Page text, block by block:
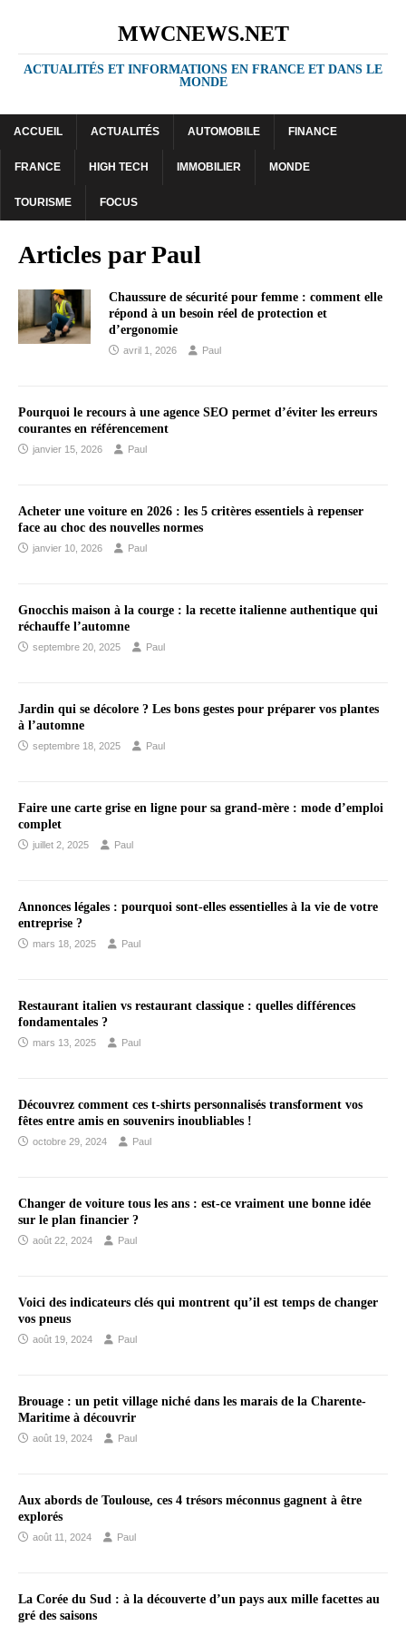
MWCNEWS.NET
ACTUALITÉS ET INFORMATIONS EN FRANCE ET DANS LE
MONDE
ACCUEIL ACTUALITÉS AUTOMOBILE FINANCE
FRANCE HIGH TECH IMMOBILIER MONDE
TOURISME FOCUS
Articles parPaul
Chaussure de sécurité pour femme : comment elle
répond à un besoin réel de protection et
d’ergonomie
avril 1, 2026 Paul
Pourquoi le recours à une agence SEO permet d’éviter les erreurs
courantes en référencement
janvier 15, 2026 Paul
Acheter une voiture en 2026 : les 5 critères essentiels à repenser
face au choc des nouvelles normes
janvier 10, 2026 Paul
Gnocchis maison à la courge : la recette italienne authentique qui
réchauffe l’automne
septembre 20, 2025 Paul
Jardin qui se décolore ? Les bons gestes pour préparer vos plantes
à l’automne
septembre 18, 2025 Paul
Faire une carte grise en ligne pour sa grand-mère : mode d’emploi
complet
juillet 2, 2025 Paul
Annonces légales : pourquoi sont-elles essentielles à la vie de votre
entreprise ?
mars 18, 2025 Paul
Restaurant italien vs restaurant classique : quelles différences
fondamentales ?
mars 13, 2025 Paul
Découvrez comment ces t-shirts personnalisés transforment vos
fêtes entre amis en souvenirs inoubliables !
octobre 29, 2024 Paul
Changer de voiture tous les ans : est-ce vraiment une bonne idée
sur le plan financier ?
août 22, 2024 Paul
Voici des indicateurs clés qui montrent qu’il est temps de changer
vos pneus
août 19, 2024 Paul
Brouage : un petit village niché dans les marais de la Charente-
Maritime à découvrir
août 19, 2024 Paul
Aux abords de Toulouse, ces 4 trésors méconnus gagnent à être
explorés
août 11, 2024 Paul
La Corée du Sud : à la découverte d’un pays aux mille facettes au
gré des saisons